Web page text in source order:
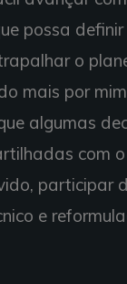
possa
o
mais por
algumas
com
participar
e